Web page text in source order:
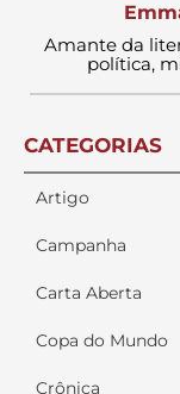
Amante da
política,
CATEGORIAS
Artigo
Campanha
Carta Aberta
Copa do Mundo
Crônica